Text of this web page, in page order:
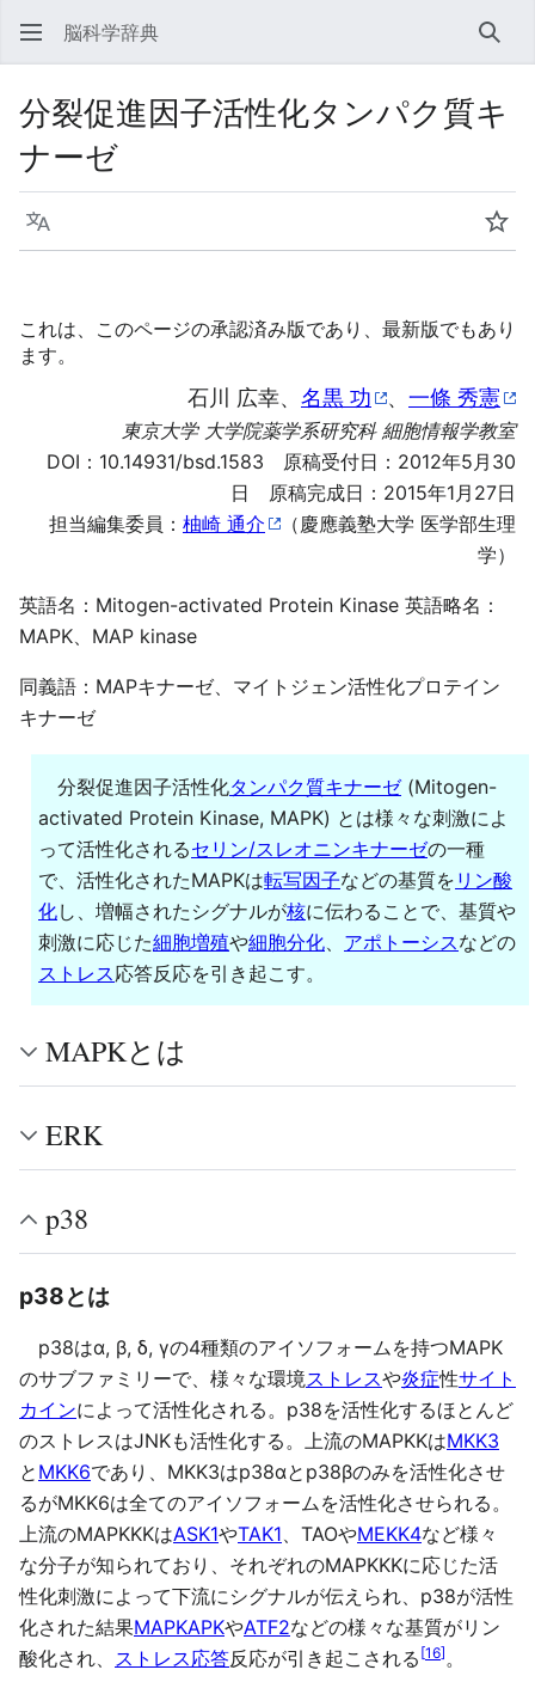
脳科学辞典 検索
分裂促進因子活性化タンパク質キ
ナーゼ
言語 ウ
これは、このページの承認済み版であり、最新版でもあり
ます。
石川 広幸、 名黒 功 、 一條 秀憲
東京大学 大学院薬学系研究科 細胞情報学教室
DOI： 10.14931/bsd.1583 原稿受付日：2012年5月30
日 原稿完成日：2015年1月27日
担当編集委員： 柚崎 通介
（慶應義塾大学 医学部生理
学）
英語名：Mitogen-activated Protein Kinase 英語略名：
MAPK、MAP kinase
同義語：MAPキナーゼ、マイトジェン活性化プロテイン
キナーゼ
分裂促進因子活性化タンパク質キナーゼ(Mitogen-
activated Protein Kinase, MAPK) とは様々な刺激によ
って活性化されるセリン/スレオニンキナーゼの一種
で、活性化されたMAPKは転写因子などの基質を リン酸
化し、増幅されたシグナルが核に伝わることで、基質や
刺激に応じた細胞増殖や細胞分化、 アポトーシスなどの
ストレス応答反応を引き起こす。
MAPKとは
ERK
p38
p38とは
p38はα, β, δ, γの4種類のアイソフォームを持つMAPK
のサブファミリーで、様々な環境ストレスや炎症性サイト
カインによって活性化される。p38を活性化するほとんど
のストレスはJNKも活性化する。上流のMAPKKはMKK3
と MKK6であり、MKK3はp38αとp38βのみを活性化させ
るがMKK6は全てのアイソフォームを活性化させられる。
上流のMAPKKKはASK1やTAK1、TAOやMEKK4など様々
な分子が知られており、それぞれのMAPKKKに応じた活
性化刺激によって下流にシグナルが伝えられ、p38が活性
化された結果MAPKAPKやATF2などの様々な基質がリン
酸化され、 ストレス応答反応が引き起こされる [16]。